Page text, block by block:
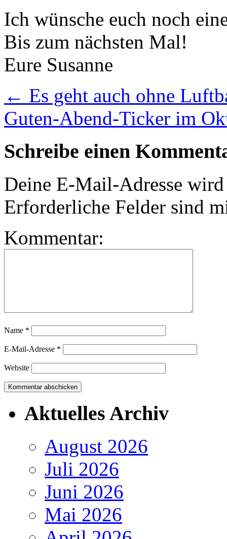
Ich wünsche euch noch
Bis zum nächsten Mal!
Eure Susanne
← Es geht auch ohne
Guten-Abend-Ticker im
Schreibe einen
Deine E-Mail-Adresse
Erforderliche Felder sind
Kommentar:
Name *
E-Mail-Adresse *
Website
Aktuelles Archiv
August 2026
Juli 2026
Juni 2026
Mai 2026